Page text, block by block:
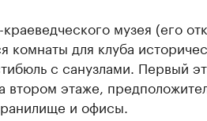
музея (его
комнаты для клуба
с санузлами. Первый
втором этаже,
и офисы.